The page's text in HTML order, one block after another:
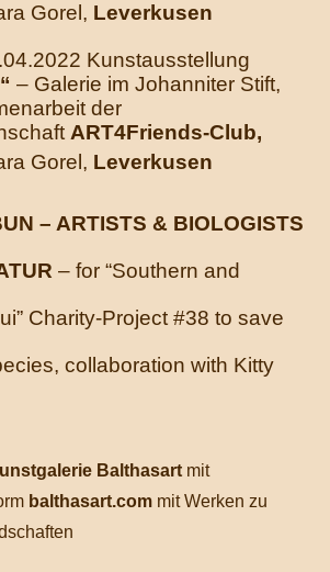
Gorel, Leverkusen
Kunstausstellung
– Galerie im Johanniter Stift,
der
ART4Friends-Club,
Gorel, Leverkusen
– ARTISTS & BIOLOGISTS
– for “Southern and
Charity-Project #38 to save
collaboration with Kitty
Balthasart mit
balthasart.com mit Werken zu